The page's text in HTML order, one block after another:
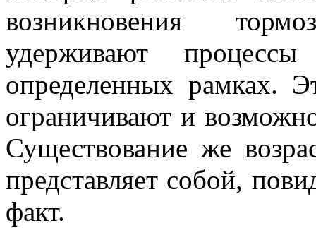
возникновения
удерживают
определенных рамках.
ограничивают и
Существование же
представляет собой,
факт.